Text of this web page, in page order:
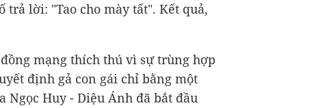
trả lời: "Tao cho mày tất". Kết quả,
mạng thích thú vì sự trùng hợp
định gả con gái chỉ bằng một
Ngọc Huy - Diệu Ánh đã bắt đầu